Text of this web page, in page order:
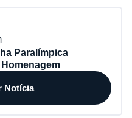
Paralímpica
Notícia